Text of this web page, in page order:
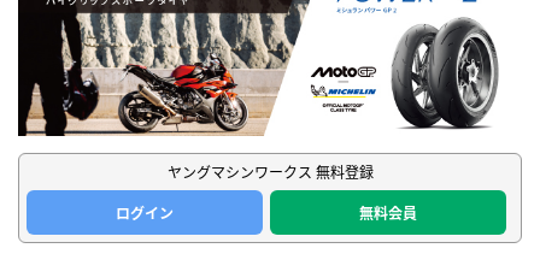
ヤングマシンワークス 無料登録
ログイン
無料会員